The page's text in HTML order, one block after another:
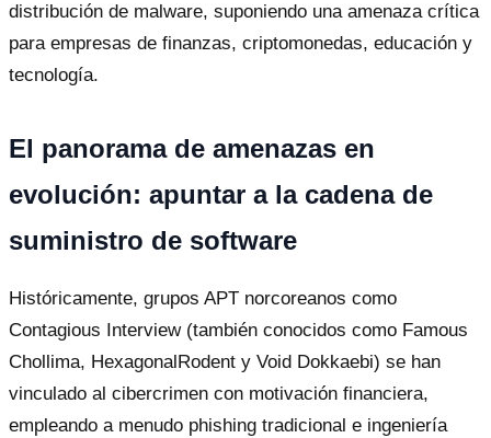
distribución de malware, suponiendo una amenaza crítica
para empresas de finanzas, criptomonedas, educación y
tecnología.
El panorama de amenazas en
evolución: apuntar a la cadena de
suministro de software
Históricamente, grupos APT norcoreanos como
Contagious Interview (también conocidos como Famous
Chollima, HexagonalRodent y Void Dokkaebi) se han
vinculado al cibercrimen con motivación financiera,
empleando a menudo phishing tradicional e ingeniería